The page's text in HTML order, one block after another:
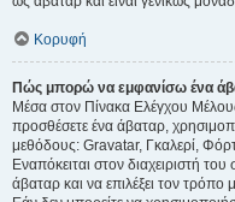
Κορυφή
Πώς μπορώ να εμφανίσω ένα
Μέσα στον Πίνακα Ελέγχου
προσθέσετε ένα άβαταρ,
μεθόδους: Gravatar, Γκαλερί,
Εναπόκειται στον διαχειριστή
άβαταρ και να επιλέξει τον